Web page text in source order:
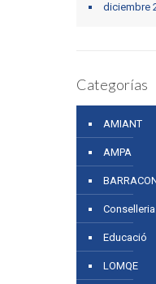
diciembre
Categorías
AMIANT
AMPA
Conselleria
Educació
LOMQE